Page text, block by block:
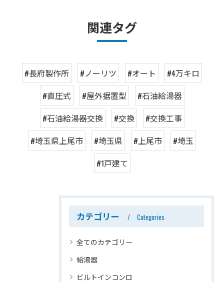
関連タグ
#長府製作所 #ノーリツ #オート
#4万キロ
#直圧式
#屋外据置型
#石油給湯器
#石油給湯器交換
#交換
#交換工事
#埼玉県上尾市
#埼玉県 #上尾市
#埼玉
#1戸建て
カテゴリー Categories
全てのカテゴリー
給湯器
ビルトインコンロ